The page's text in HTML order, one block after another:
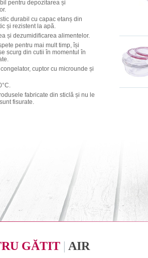
pentru depozitarea și
durabil cu capac etanș din
și rezistent la apă.
și dezumidificarea alimentelor.
pentru mai mult timp, își
scurg din cutii în momentul în
cuptor cu microunde și
fabricate din sticlă și nu le
fisurate.
GĂTIT | AIR